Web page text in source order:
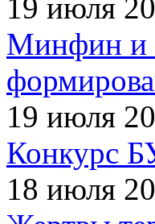
19 июля
Минфин и
19 июля
Конкурс
18 июля